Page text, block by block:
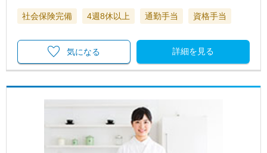
社会保険完備 4週8休以上 通勤手当 資格手当
詳細を見る
気になる